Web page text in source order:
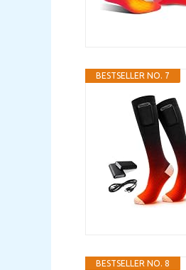
BESTSELLER NO. 7
BESTSELLER NO. 8